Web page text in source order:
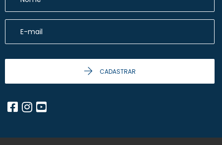
CADASTRAR